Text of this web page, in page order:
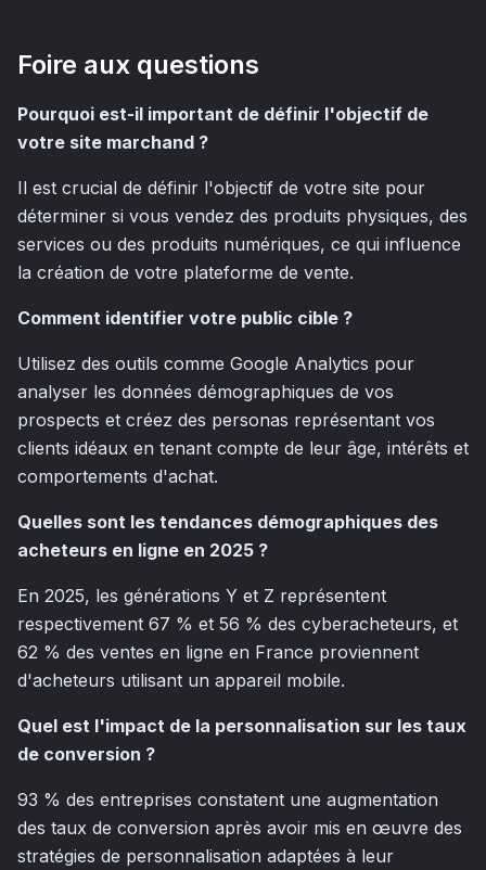
Foire aux questions
Pourquoi est-il important de définir l'objectif de
votre site marchand ?
Il est crucial de définir l'objectif de votre site pour
déterminer si vous vendez des produits physiques, des
services ou des produits numériques, ce qui influence
la création de votre plateforme de vente.
Comment identifier votre public cible ?
Utilisez des outils comme Google Analytics pour
analyser les données démographiques de vos
prospects et créez des personas représentant vos
clients idéaux en tenant compte de leur âge, intérêts et
comportements d'achat.
Quelles sont les tendances démographiques des
acheteurs en ligne en 2025 ?
En 2025, les générations Y et Z représentent
respectivement 67 % et 56 % des cyberacheteurs, et
62 % des ventes en ligne en France proviennent
d'acheteurs utilisant un appareil mobile.
Quel est l'impact de la personnalisation sur les taux
de conversion ?
93 % des entreprises constatent une augmentation
des taux de conversion après avoir mis en œuvre des
stratégies de personnalisation adaptées à leur